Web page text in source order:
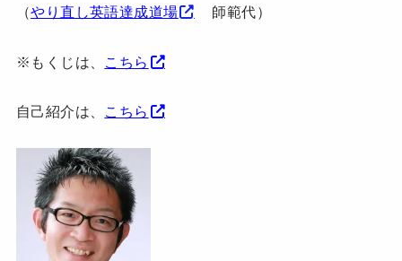
（やり直し英語達成道場 師範代）
※もくじは、 こちら
自己紹介は、 こちら